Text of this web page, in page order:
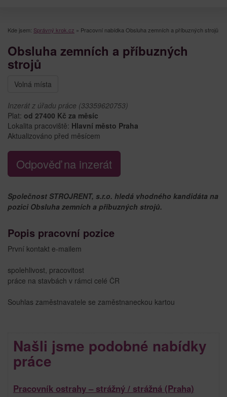
Kde jsem: Správný krok.cz » Pracovní nabídka Obsluha zemních a příbuzných strojů
Obsluha zemních a příbuzných
strojů
Volná místa
Inzerát z úřadu práce (33359620753)
Plat: od 27400 Kč za měsíc
Lokalita pracoviště: Hlavní město Praha
Aktualizováno před měsícem
Odpověď na inzerát
Společnost STROJRENT, s.r.o. hledá vhodného kandidáta na
pozici Obsluha zemních a příbuzných strojů.
Popis pracovní pozice
První kontakt e-mailem
spolehlivost, pracovitost
práce na stavbách v rámci celé ČR
Souhlas zaměstnavatele se zaměstnaneckou kartou
Našli jsme podobné nabídky
práce
Pracovník ostrahy – strážný / strážná (Praha)